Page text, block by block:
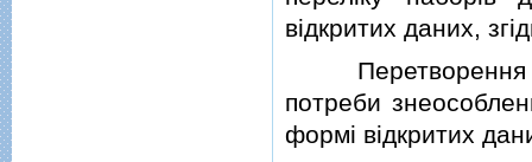
вiдкритих даних,
Перетворення
потреби
формi вiдкритих